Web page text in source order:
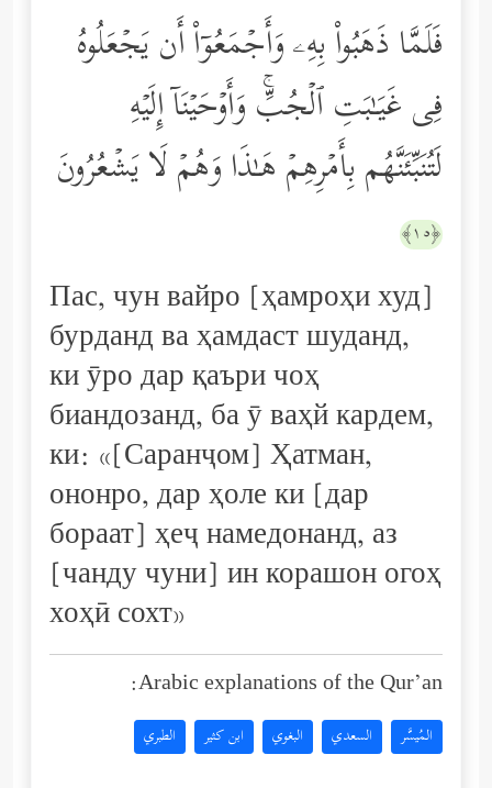
فَلَمَّا ذَهَبُواْ بِهِۦ وَأَجۡمَعُوۤاْ أَن یَجۡعَلُوهُ
فِی غَیَـٰبَتِ ٱلۡجُبِّۚ وَأَوۡحَیۡنَاۤ إِلَیۡهِ
لَتُنَبِّئَنَّهُم بِأَمۡرِهِمۡ هَـٰذَا وَهُمۡ لَا یَشۡعُرُونَ
﴿١٥﴾
Пас, чун вайро [ҳамроҳи худ]
бурданд ва ҳамдаст шуданд,
ки ӯро дар қаъри чоҳ
биандозанд, ба ӯ ваҳй кардем,
ки: «[Саранҷом] Ҳатман,
ононро, дар ҳоле ки [дар
бораат] ҳеҷ намедонанд, аз
[чанду чуни] ин корашон огоҳ
хоҳӣ сохт»
Arabic explanations of the Qur’an:
المُيسَّر السعدي البغوي ابن كثير الطبري